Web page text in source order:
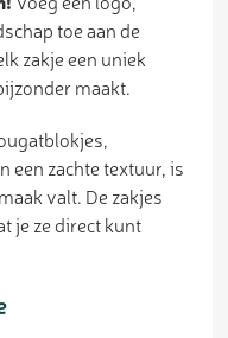
toe aan de
zakje een uniek
maakt.
een zachte textuur, is
valt. De zakjes
je ze direct kunt